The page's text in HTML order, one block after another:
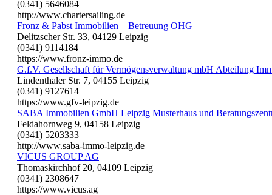
(0341) 5646084
http://www.chartersailing.de
Fronz & Pabst Immobilien – Betreuung OHG
Delitzscher Str. 33, 04129 Leipzig
(0341) 9114184
https://www.fronz-immo.de
G.f.V. Gesellschaft für Vermögensverwaltung mbH Abteilung
Lindenthaler Str. 7, 04155 Leipzig
(0341) 9127614
https://www.gfv-leipzig.de
SABA Immobilien GmbH Leipzig Musterhaus und
Feldahornweg 9, 04158 Leipzig
(0341) 5203333
http://www.saba-immo-leipzig.de
VICUS GROUP AG
Thomaskirchhof 20, 04109 Leipzig
(0341) 2308647
https://www.vicus.ag